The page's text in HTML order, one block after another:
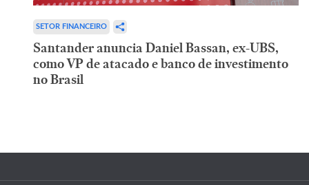
SETOR FINANCEIRO
Santander anuncia Daniel Bassan, ex-UBS,
como VP de atacado e banco de investimento
no Brasil